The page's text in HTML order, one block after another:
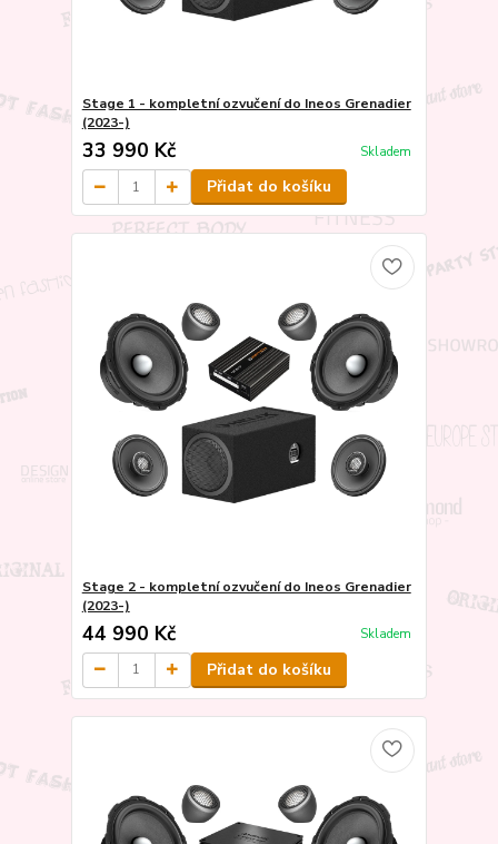
Stage 1 - kompletní ozvučení do Ineos Grenadier
(2023-)
33 990 Kč Skladem
Přidat do košíku
Stage 2 - kompletní ozvučení do Ineos Grenadier
(2023-)
44 990 Kč Skladem
Přidat do košíku